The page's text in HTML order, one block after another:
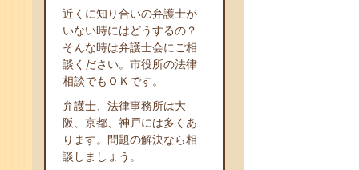
近くに知り合いの弁護士が
いない時にはどうするの？
そんな時は弁護士会にご相
談ください。市役所の法律
相談でもＯＫです。
弁護士、法律事務所は大
阪、京都、神戸には多くあ
ります。問題の解決なら相
談しましょう。